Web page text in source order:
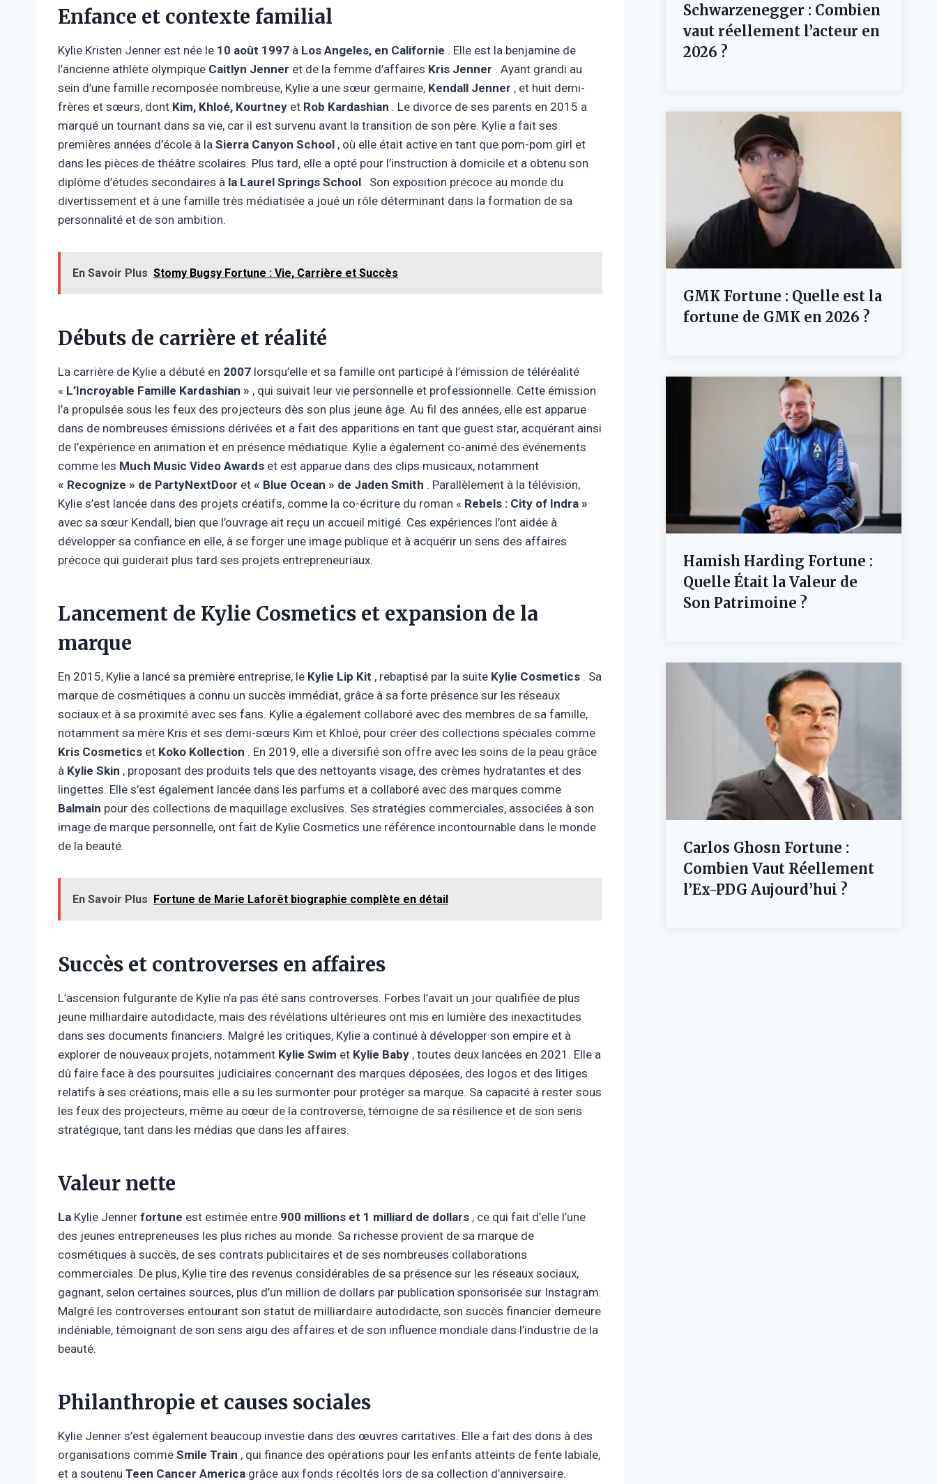
Enfance et contexte familial
Kylie Kristen Jenner est née le 10 août 1997 à Los Angeles, en Californie . Elle est la benjamine de
l’ancienne athlète olympique Caitlyn Jenner et de la femme d’affaires Kris Jenner . Ayant grandi au
sein d’une famille recomposée nombreuse, Kylie a une sœur germaine, Kendall Jenner , et huit demi-
frères et sœurs, dont Kim, Khloé, Kourtney et Rob Kardashian . Le divorce de ses parents en 2015 a
marqué un tournant dans sa vie, car il est survenu avant la transition de son père. Kylie a fait ses
premières années d’école à la Sierra Canyon School , où elle était active en tant que pom-pom girl et
dans les pièces de théâtre scolaires. Plus tard, elle a opté pour l’instruction à domicile et a obtenu son
diplôme d’études secondaires à la Laurel Springs School . Son exposition précoce au monde du
divertissement et à une famille très médiatisée a joué un rôle déterminant dans la formation de sa
personnalité et de son ambition.
En Savoir Plus Stomy Bugsy Fortune : Vie, Carrière et Succès
Débuts de carrière et réalité
La carrière de Kylie a débuté en 2007 lorsqu’elle et sa famille ont participé à l’émission de téléréalité
« L’Incroyable Famille Kardashian » , qui suivait leur vie personnelle et professionnelle. Cette émission
l’a propulsée sous les feux des projecteurs dès son plus jeune âge. Au fil des années, elle est apparue
dans de nombreuses émissions dérivées et a fait des apparitions en tant que guest star, acquérant ainsi
de l’expérience en animation et en présence médiatique. Kylie a également co-animé des événements
comme les Much Music Video Awards et est apparue dans des clips musicaux, notamment
« Recognize » de PartyNextDoor et « Blue Ocean » de Jaden Smith . Parallèlement à la télévision,
Kylie s’est lancée dans des projets créatifs, comme la co-écriture du roman « Rebels : City of Indra »
avec sa sœur Kendall, bien que l’ouvrage ait reçu un accueil mitigé. Ces expériences l’ont aidée à
développer sa confiance en elle, à se forger une image publique et à acquérir un sens des affaires
précoce qui guiderait plus tard ses projets entrepreneuriaux.
Lancement de Kylie Cosmetics et expansion de la
marque
En 2015, Kylie a lancé sa première entreprise, le Kylie Lip Kit , rebaptisé par la suite Kylie Cosmetics . Sa
marque de cosmétiques a connu un succès immédiat, grâce à sa forte présence sur les réseaux
sociaux et à sa proximité avec ses fans. Kylie a également collaboré avec des membres de sa famille,
notamment sa mère Kris et ses demi-sœurs Kim et Khloé, pour créer des collections spéciales comme
Kris Cosmetics et Koko Kollection . En 2019, elle a diversifié son offre avec les soins de la peau grâce
à Kylie Skin , proposant des produits tels que des nettoyants visage, des crèmes hydratantes et des
lingettes. Elle s’est également lancée dans les parfums et a collaboré avec des marques comme
Balmain pour des collections de maquillage exclusives. Ses stratégies commerciales, associées à son
image de marque personnelle, ont fait de Kylie Cosmetics une référence incontournable dans le monde
de la beauté.
En Savoir Plus Fortune de Marie Laforêt biographie complète en détail
Succès et controverses en affaires
L’ascension fulgurante de Kylie n’a pas été sans controverses. Forbes l’avait un jour qualifiée de plus
jeune milliardaire autodidacte, mais des révélations ultérieures ont mis en lumière des inexactitudes
dans ses documents financiers. Malgré les critiques, Kylie a continué à développer son empire et à
explorer de nouveaux projets, notamment Kylie Swim et Kylie Baby , toutes deux lancées en 2021. Elle a
dû faire face à des poursuites judiciaires concernant des marques déposées, des logos et des litiges
relatifs à ses créations, mais elle a su les surmonter pour protéger sa marque. Sa capacité à rester sous
les feux des projecteurs, même au cœur de la controverse, témoigne de sa résilience et de son sens
stratégique, tant dans les médias que dans les affaires.
Valeur nette
La Kylie Jenner fortune est estimée entre 900 millions et 1 milliard de dollars , ce qui fait d’elle l’une
des jeunes entrepreneuses les plus riches au monde. Sa richesse provient de sa marque de
cosmétiques à succès, de ses contrats publicitaires et de ses nombreuses collaborations
commerciales. De plus, Kylie tire des revenus considérables de sa présence sur les réseaux sociaux,
gagnant, selon certaines sources, plus d’un million de dollars par publication sponsorisée sur Instagram.
Malgré les controverses entourant son statut de milliardaire autodidacte, son succès financier demeure
indéniable, témoignant de son sens aigu des affaires et de son influence mondiale dans l’industrie de la
beauté.
Philanthropie et causes sociales
Kylie Jenner s’est également beaucoup investie dans des œuvres caritatives. Elle a fait des dons à des
organisations comme Smile Train , qui finance des opérations pour les enfants atteints de fente labiale,
et a soutenu Teen Cancer America grâce aux fonds récoltés lors de sa collection d’anniversaire.
Schwarzenegger : Combien
vaut réellement l’acteur en
2026 ?
GMK Fortune : Quelle est la
fortune de GMK en 2026 ?
Hamish Harding Fortune :
Quelle Était la Valeur de
Son Patrimoine ?
Carlos Ghosn Fortune :
Combien Vaut Réellement
l’Ex-PDG Aujourd’hui ?